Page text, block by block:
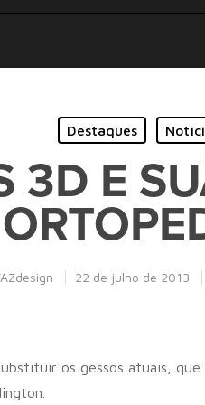
Destaques
3D E
22 de julho de 2013
os gessos atuais,